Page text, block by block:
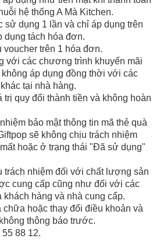
hệ thống A Mà Kitchen.
sử dụng 1 lần và chỉ áp dụng trên
dụng tách hóa đơn.
voucher trên 1 hóa đơn.
với các chương trình khuyến mãi
áp dụng đồng thời với các
tại nhà hàng.
trị quy đổi thành tiền và không hoàn
bảo mật thông tin mã thẻ quà
sẽ không chịu trách nhiệm
hoặc ở trạng thái "Đã sử dụng"
trách nhiệm đối với chất lượng sản
cung cấp cũng như đối với các
hàng và nhà cung cấp.
chữa hoặc thay đổi điều khoản và
thông báo trước.
55 88 12.